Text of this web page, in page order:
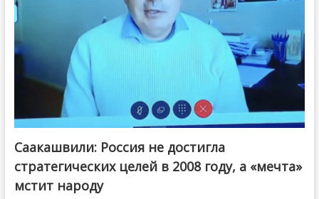
Саакашвили: Россия не достигла
стратегических целей в 2008 году, а «мечта»
мстит народу